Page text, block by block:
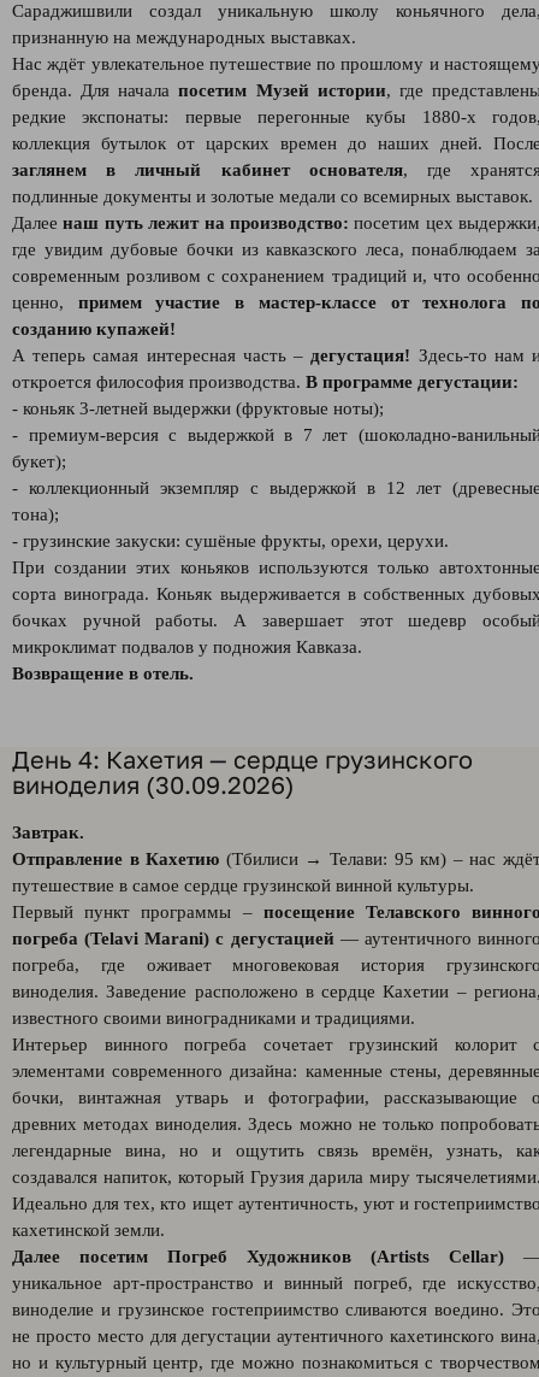
Сараджишвили создал уникальную школу коньячного
признанную на международных выставках.
Нас ждёт увлекательное путешествие по прошлому и
бренда. Для началапосетим Музей истории, где
редкие экспонаты: первые перегонные кубы 1880-х
коллекция бутылок от царских времен до наших дней.
заглянем в личный кабинет основателя, где
подлинные документы и золотые медали со всемирных выставок.
Далеенаш путь лежит на производство: посетим цех
где увидим дубовые бочки из кавказского леса, понаблюдаем
современным розливом с сохранением традиций и, что
ценно, примем участие в мастер-классе от технолога
созданию купажей!
А теперь самая интересная часть – дегустация! Здесь-то нам
откроется философия производства. В программе дегустации:
- коньяк 3-летней выдержки (фруктовые ноты);
- премиум-версия с выдержкой в 7 лет (шоколадно-
букет);
- коллекционный экземпляр с выдержкой в 12 лет
тона);
- грузинские закуски: сушёные фрукты, орехи, церухи.
При создании этих коньяков используются только
сорта винограда. Коньяк выдерживается в собственных
бочках ручной работы. А завершает этот шедевр
микроклимат подвалов у подножия Кавказа.
Возвращение в отель.
День 4: Кахетия — сердце грузинского
виноделия (30.09.2026)
Завтрак.
Отправление в Кахетию (Тбилиси → Телави: 95 км) – нас
путешествие в самое сердце грузинской винной культуры.
Первый пункт программы – посещение Телавского
погреба (Telavi Marani) с дегустацией — аутентичного
погреба, где оживает многовековая история
виноделия. Заведение расположено в сердце Кахетии –
известного своими виноградниками и традициями.
Интерьер винного погреба сочетает грузинский колорит
элементами современного дизайна: каменные стены,
бочки, винтажная утварь и фотографии, рассказывающие
древних методах виноделия. Здесь можно не только
легендарные вина, но и ощутить связь времён, узнать,
создавался напиток, который Грузия дарила миру
Идеально для тех, кто ищет аутентичность, уют и
кахетинской земли.
Далее посетим Погреб Художников (Artists Cellar)
уникальное арт-пространство и винный погреб, где
виноделие и грузинское гостеприимство сливаются воедино.
не просто место для дегустации аутентичного кахетинского
но и культурный центр, где можно познакомиться с